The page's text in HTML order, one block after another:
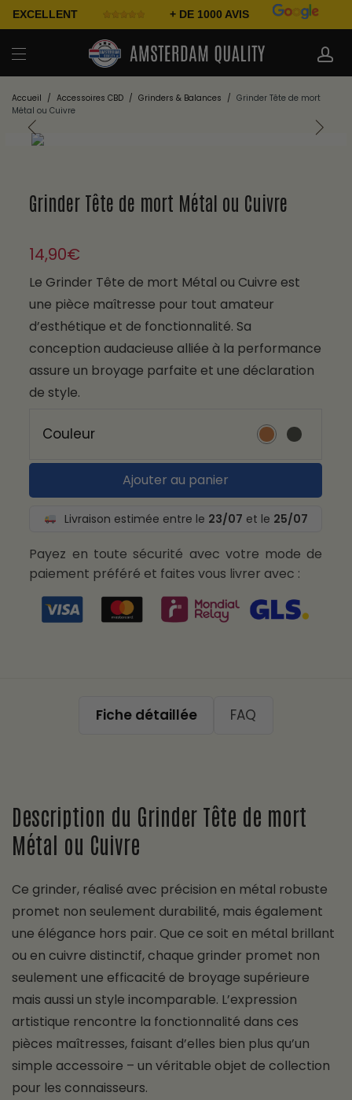
EXCELLENT + DE 1000 AVIS
Accueil / Accessoires CBD / Grinders & Balances / Grinder Tête de mort
Métal ou Cuivre
Grinder Tête de mort Métal ou Cuivre
14,90€
Le Grinder Tête de mort Métal ou Cuivre est
une pièce maîtresse pour tout amateur
d’esthétique et de fonctionnalité. Sa
conception audacieuse alliée à la performance
assure un broyage parfaite et une déclaration
de style.
Couleur
Ajouter au panier
Livraison estimée entre le 23/07 et le 25/07
Payez en toute sécurité avec votre mode de
paiement préféré et faites vous livrer avec :
Fiche détaillée FAQ
Description du Grinder Tête de mort
Métal ou Cuivre
Ce grinder, réalisé avec précision en métal robuste
promet non seulement durabilité, mais également
une élégance hors pair. Que ce soit en métal brillant
ou en cuivre distinctif, chaque grinder promet non
seulement une efficacité de broyage supérieure
mais aussi un style incomparable. L’expression
artistique rencontre la fonctionnalité dans ces
pièces maîtresses, faisant d’elles bien plus qu’un
simple accessoire – un véritable objet de collection
pour les connaisseurs.